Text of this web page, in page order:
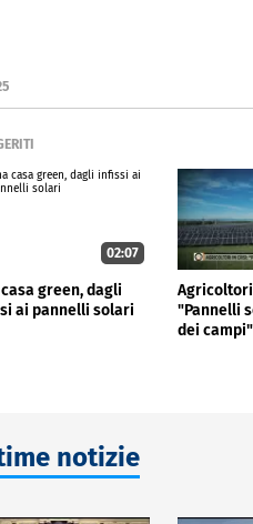
02:07
green, dagli
ai pannelli solari
"Pannelli
dei campi"
notizie